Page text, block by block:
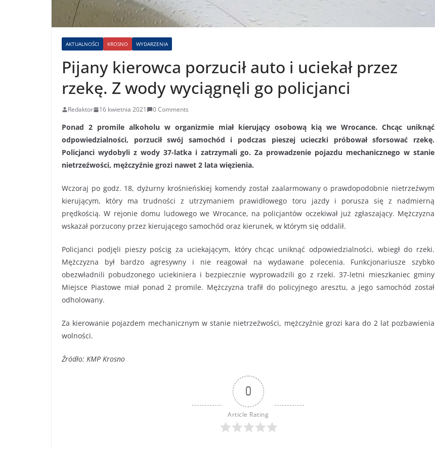
AKTUALNOŚCI KROSNO WYDARZENIA
Pijany kierowca porzucił auto i uciekał przez
rzekę. Z wody wyciągnęli go policjanci
Redaktor 16 kwietnia 2021 0 Comments
Ponad 2 promile alkoholu w organizmie miał kierujący osobową kią we Wrocance. Chcąc uniknąć
odpowiedzialności, porzucił swój samochód i podczas pieszej ucieczki próbował sforsować rzekę.
Policjanci wydobyli z wody 37-latka i zatrzymali go. Za prowadzenie pojazdu mechanicznego w stanie
nietrzeźwości, mężczyźnie grozi nawet 2 lata więzienia.
Wczoraj po godz. 18, dyżurny krośnieńskiej komendy został zaalarmowany o prawdopodobnie nietrzeźwym
kierującym, który ma trudności z utrzymaniem prawidłowego toru jazdy i porusza się z nadmierną
prędkością. W rejonie domu ludowego we Wrocance, na policjantów oczekiwał już zgłaszający. Mężczyzna
wskazał porzucony przez kierującego samochód oraz kierunek, w którym się oddalił.
Policjanci podjęli pieszy pościg za uciekającym, który chcąc uniknąć odpowiedzialności, wbiegł do rzeki.
Mężczyzna był bardzo agresywny i nie reagował na wydawane polecenia. Funkcjonariusze szybko
obezwładnili pobudzonego uciekiniera i bezpiecznie wyprowadzili go z rzeki. 37-letni mieszkaniec gminy
Miejsce Piastowe miał ponad 2 promile. Mężczyzna trafił do policyjnego aresztu, a jego samochód został
odholowany.
Za kierowanie pojazdem mechanicznym w stanie nietrzeźwości, mężczyźnie grozi kara do 2 lat pozbawienia
wolności.
Źródło: KMP Krosno
0
Article Rating